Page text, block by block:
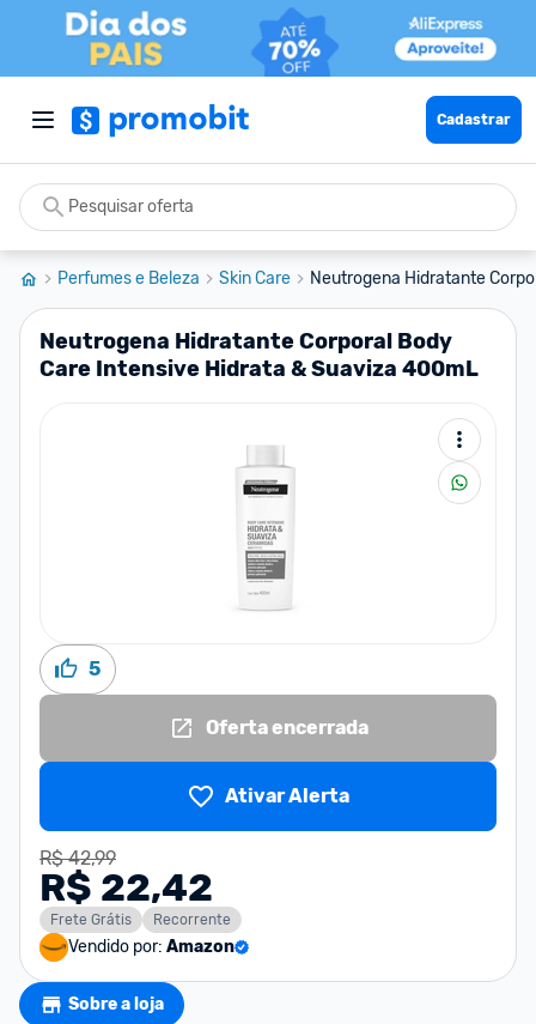
Cadastrar
Perfumes e Beleza Skin Care Neutrogena Hidratante
Neutrogena Hidratante Corporal Body
Care Intensive Hidrata & Suaviza 400mL
5
Oferta encerrada
Ativar Alerta
R$ 42,99
R$ 22,42
Frete Grátis Recorrente
Vendido por: Amazon
Sobre a loja